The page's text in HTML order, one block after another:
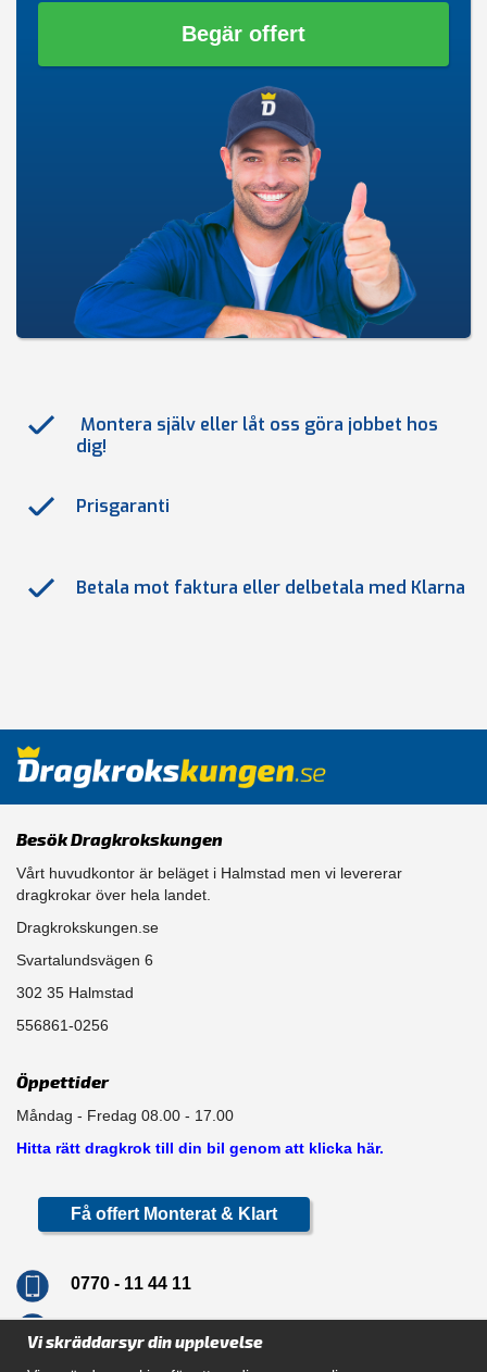
Begär offert
Montera själv eller låt oss göra jobbet hos
dig!
Prisgaranti
Betala mot faktura eller delbetala med Klarna
Besök Dragkrokskungen
Vårt huvudkontor är beläget i Halmstad men vi levererar
dragkrokar över hela landet.
Dragkrokskungen.se
Svartalundsvägen 6
302 35 Halmstad
556861-0256
Öppettider
Måndag - Fredag 08.00 - 17.00
Hitta rätt dragkrok till din bil genom att klicka här.
Få offert Monterat & Klart
0770 - 11 44 11
Vi skräddarsyr din upplevelse